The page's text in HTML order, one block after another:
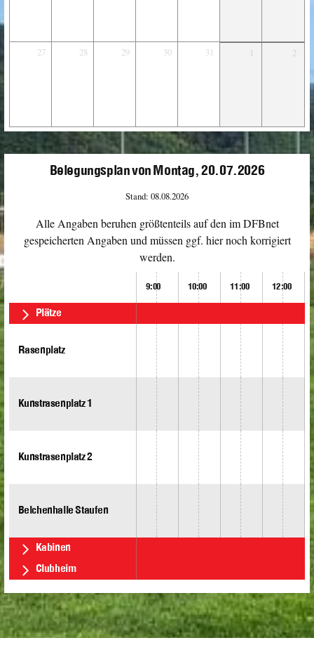
27 28 29 30 31 1 2
Belegungsplan von Montag, 20.07.2026
Stand: 08.08.2026
Alle Angaben beruhen größtenteils auf den im DFBnet
gespeicherten Angaben und müssen ggf. hier noch korrigiert
werden.
9:00 10:00 11:00 12:00
Plätze
Rasenplatz
Kunstrasenplatz 1
Kunstrasenplatz 2
Belchenhalle Staufen
Kabinen
Clubheim